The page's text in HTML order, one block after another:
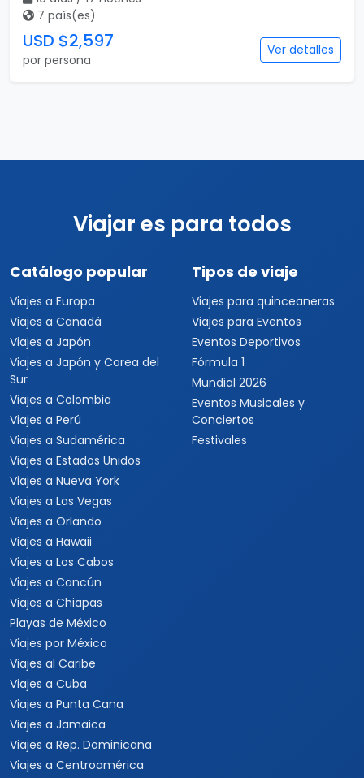
19 días
USD $2,597
Viajar es para todos
Catálogo popular
Viajes a Europa
Viajes a Canadá
Viajes a Japón
Viajes a Japón y Corea del
Sur
Viajes a Colombia
Viajes a Perú
Viajes a Sudamérica
Viajes a Estados Unidos
Viajes a Nueva York
Viajes a Las Vegas
Viajes a Orlando
Viajes a Hawaii
Viajes a Los Cabos
Viajes a Cancún
Viajes a Chiapas
Playas de México
Viajes por México
Tipos de viaje
Viajes para quinceaneras
Viajes para Eventos